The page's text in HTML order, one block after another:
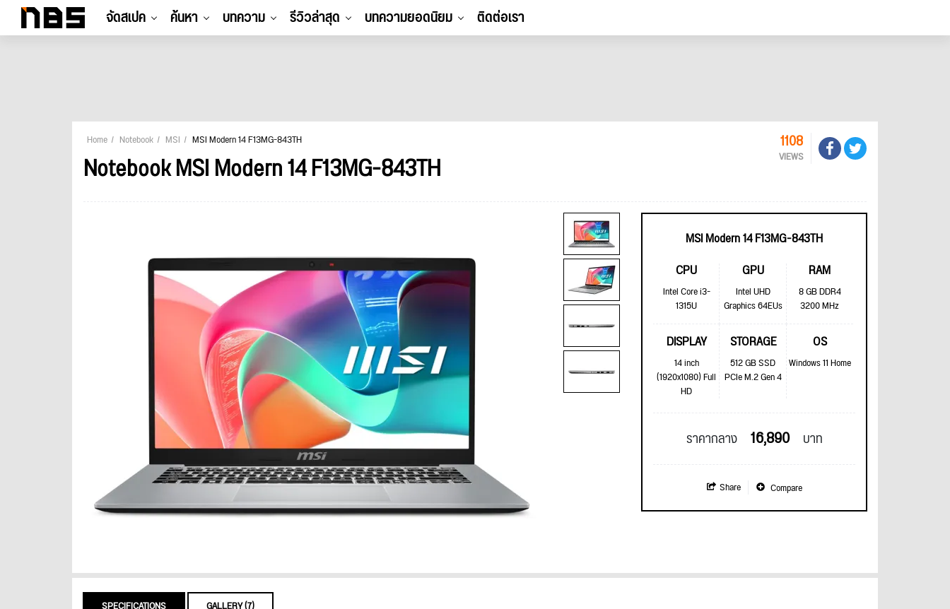
จัดสเปค ค้นหา บทความ รีวิวล่าสุด บทความยอดนิยม ติดต่อเรา
Home Notebook MSI MSI Modern 14 F13MG-843TH
Notebook MSI Modern 14 F13MG-843TH
1108
VIEWS
MSI Modern 14 F13MG-843TH
CPU
Intel Core i3-
1315U
GPU
Intel UHD
Graphics 64EUs
RAM
8 GB DDR4
3200 MHz
DISPLAY
14 inch
(1920x1080) Full
HD
STORAGE
512 GB SSD
PCIe M.2 Gen 4
OS
Windows 11 Home
ราคากลาง 16,890 บาท
Share Compare